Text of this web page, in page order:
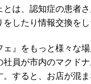
は、認知症の患者
したり情報交換をし
ェ』をもっと様々な
社員が市内のマクド
。すると、お店が混